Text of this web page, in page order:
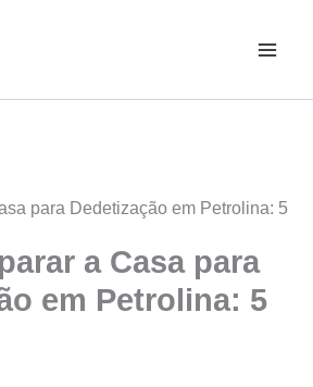
para Dedetização em Petrolina: 5
a Casa para
em Petrolina: 5